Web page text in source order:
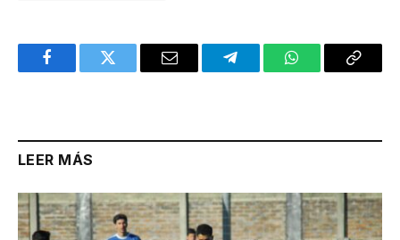
FacebookTwitter Email TelegramWhatsAppCopy
LEER MÁS